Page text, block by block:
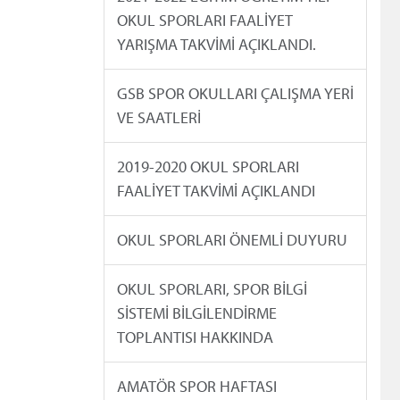
OKUL SPORLARI FAALİYET
YARIŞMA TAKVİMİ AÇIKLANDI.
GSB SPOR OKULLARI ÇALIŞMA YERİ
VE SAATLERİ
2019-2020 OKUL SPORLARI
FAALİYET TAKVİMİ AÇIKLANDI
OKUL SPORLARI ÖNEMLİ DUYURU
OKUL SPORLARI, SPOR BİLGİ
SİSTEMİ BİLGİLENDİRME
TOPLANTISI HAKKINDA
AMATÖR SPOR HAFTASI